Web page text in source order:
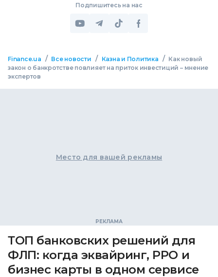
Подпишитесь на нас
Finance.ua / Все новости / Казна и Политика / Как новый
закон о банкротстве повлияет на приток инвестиций – мнение
экспертов
Место для вашей рекламы
ТОП банковских решений для
ФЛП: когда эквайринг, РРО и
бизнес карты в одном сервисе